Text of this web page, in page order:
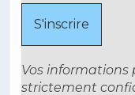
Vos informations
strictement